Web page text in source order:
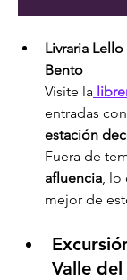
Livraria
Bento
Visite la
entradas
estación
Fuera de
afluencia ,
mejor de
Valle